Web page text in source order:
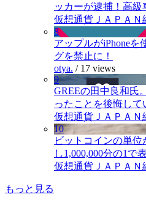
ッカーが逮捕！高級
仮想通貨ＪＡＰＡＮ
8
アップルがiPhoneを
グを禁止に！
otya. / 17 views
9
GREEの田中良和氏
ったことを後悔して
仮想通貨ＪＡＰＡＮ
10
ビットコインの単
し1,000,000分の1で
仮想通貨ＪＡＰＡＮ
もっと見る